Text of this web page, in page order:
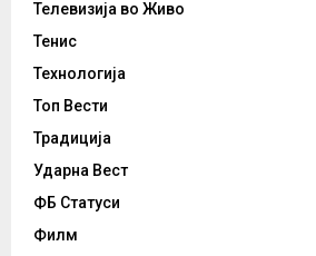
Телевизија во Живо
Тенис
Технологија
Топ Вести
Традиција
Ударна Вест
ФБ Статуси
Филм